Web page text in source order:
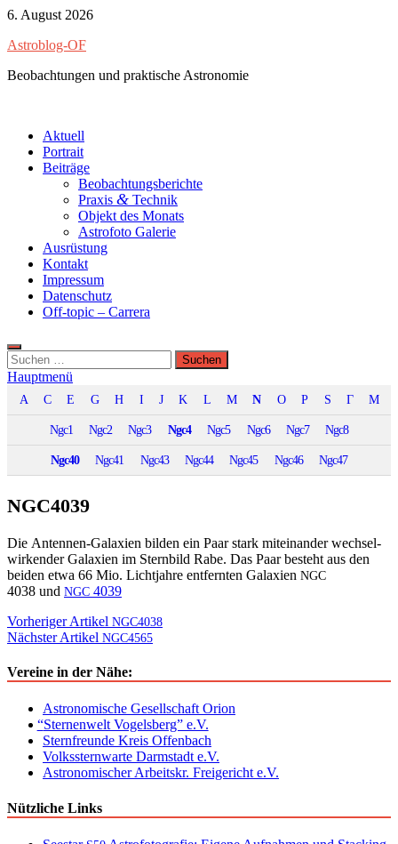
Zum
springen
6. August 2026
Astroblog-OF
Beobachtungen und praktische Astronomie
Aktuell
Portrait
Beiträge
Beobachtungsberichte
Praxis & Technik
Objekt des Monats
Astrofoto Galerie
Ausrüstung
Kontakt
Impressum
Datenschutz
Off-topic – Carrera
Suchen
nach:
Hauptmenü
A C E G H I J K L M N O P S Γ Μ
Ngc1 Ngc2 Ngc3 Ngc4 Ngc5 Ngc6 Ngc7 Ngc8
Ngc40 Ngc41 Ngc43 Ngc44 Ngc45 Ngc46 Ngc47
NGC4039
Die Anten­nen-Galax­ien bilden ein Paar stark miteinan­der wech­sel­
wirk­ender Galax­ien im Stern­bild Rabe. Das Paar beste­ht aus den
bei­den etwa 66 Mio. Licht­jahre ent­fer­n­ten Galax­ien NGC
4038 und NGC 4039
Beitragsnavigation
Vorheriger Artikel NGC4038
Nächster Artikel NGC4565
Vereine in der Nähe:
Astronomische Gesellschaft Orion
“Sternenwelt Vogelsberg” e.V.
Sternfreunde Kreis Offenbach
Volkssternwarte Darmstadt e.V.
Astronomischer Arbeitskr. Freigericht e.V.
Nützliche Links